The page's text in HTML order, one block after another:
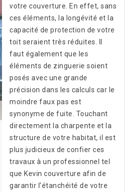
votre couverture. En effet, sans
ces éléments, la longévité et la
capacité de protection de votre
toit seraient très réduites. Il
faut également que les
éléments de zinguerie soient
posés avec une grande
précision dans les calculs car le
moindre faux pas est
synonyme de fuite. Touchant
directement la charpente et la
structure de votre habitat, il est
plus judicieux de confier ces
travaux à un professionnel tel
que Kevin couverture afin de
garantir l’étanchéité de votre